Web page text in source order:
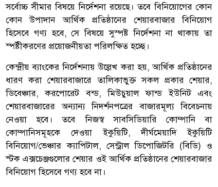
সর্বোচ্চ সীমার বিষয়ে নির্দেশনা রয়েছে। তবে বিনিয়োগের কোন
কোন উপাদান আর্থিক প্রতিষ্ঠানের শেয়ারবাজার বিনিয়োগ
হিসেবে গণ্য হবে, সে বিষয়ে সুস্পষ্ট নির্দেশনা না থাকায় তা
স্পষ্টীকরণের প্রয়োজনীয়তা পরিলক্ষিত হচ্ছে।
কেন্দ্রীয় ব্যাংকের নির্দেশনায় উল্লেখ করা হয়, আর্থিক প্রতিষ্ঠানের
ধারণ করা শেয়ারবাজারে তালিকাভুক্ত সকল প্রকার শেয়ার,
ডিবেঞ্চার, করপোরেট বন্ড, মিউচুয়াল ফান্ড ইউনিট এবং
শেয়ারবাজারের অন্যান্য নিদর্শনপত্রের বাজারমূল্য বিবেচনায়
নেওয়া হবে। তবে নিজস্ব সাবসিডিয়ারি কোম্পানি বা
কোম্পানিসমূহকে দেওয়া ইকুয়িটি, দীর্ঘমেয়াদি ইকুয়িটি
বিনিয়োগ/ভেঞ্চার ক্যাপিটাল, সেন্ট্রাল ডিপোজিটরি (বিডি) ও
স্টক এক্সচেঞ্জগুলোর শেয়ার ওই আর্থিক প্রতিষ্ঠানের শেয়ারবাজার
বিনিয়োগ হিসেবে গণ্য হবে না।